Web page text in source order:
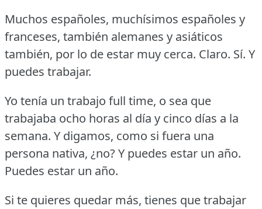
Muchos españoles, muchísimos españoles y
franceses, también alemanes y asiáticos
también, por lo de estar muy cerca. Claro. Sí. Y
puedes trabajar.
Yo tenía un trabajo full time, o sea que
trabajaba ocho horas al día y cinco días a la
semana. Y digamos, como si fuera una
persona nativa, ¿no?Y puedes estar un año.
Puedes estar un año.
Si te quieres quedar más, tienes que trabajar